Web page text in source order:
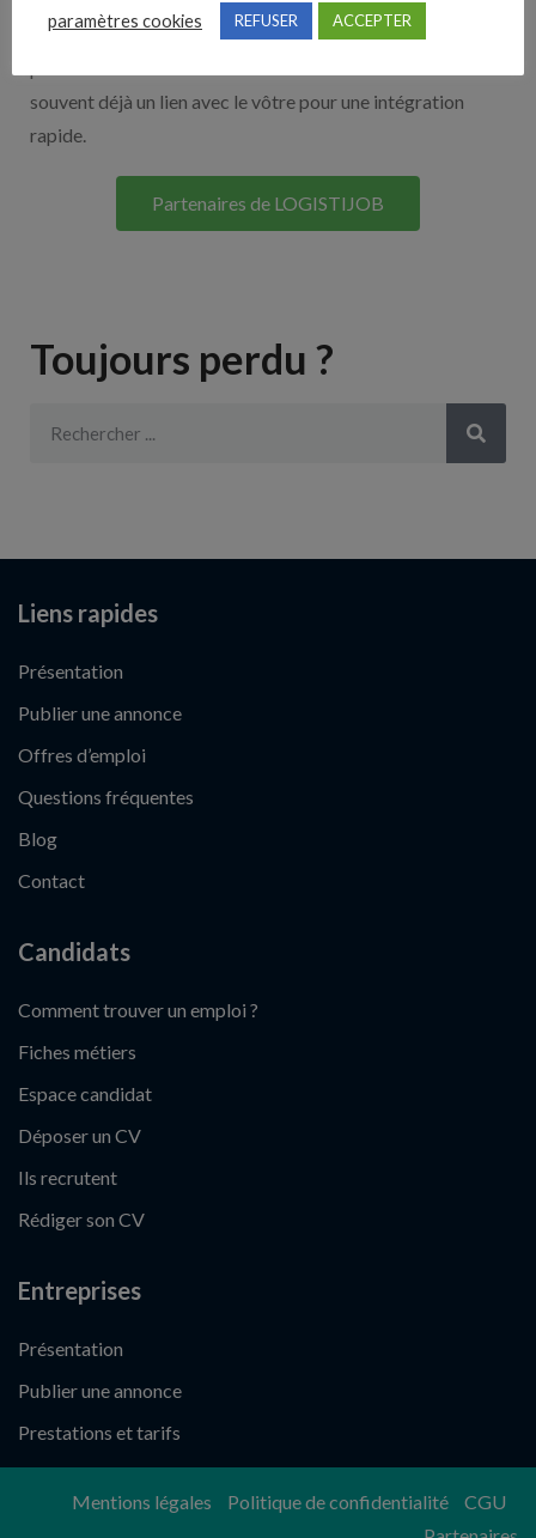
multidiffuseurs, sites payant… nombreux sont nos
souvent déjà un lien avec le vôtre pour une intégration
rapide.
Partenaires de LOGISTIJOB
Toujours perdu ?
Liens rapides
Présentation
Publier une annonce
Offres d’emploi
Questions fréquentes
Blog
Contact
Candidats
Comment trouver un emploi ?
Fiches métiers
Espace candidat
Déposer un CV
Ils recrutent
Rédiger son CV
Entreprises
Présentation
Publier une annonce
Prestations et tarifs
Mentions légales Politique de confidentialité
CGU
paramètres cookies REFUSER ACCEPTER